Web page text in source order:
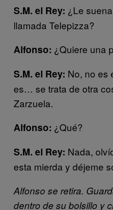
S.M. el Rey: ¿Le
llamada Telepizza?
Alfonso: ¿Quiere una
S.M. el Rey: No, no es
es… se trata de otra
Zarzuela.
Alfonso: ¿Qué?
S.M. el Rey: Nada,
esta mierda y déjeme
Alfonso se retira.
dentro de su bolsillo y